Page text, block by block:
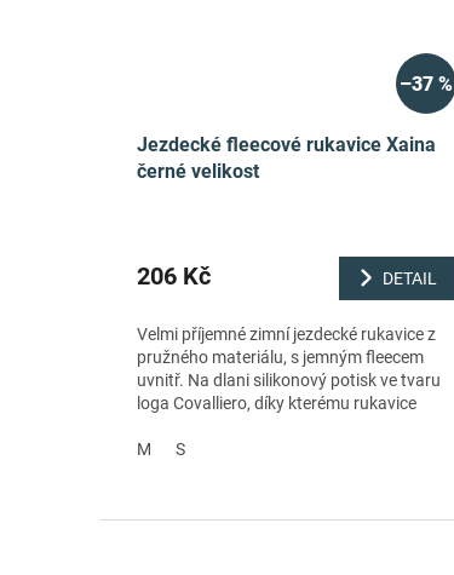
–37 %
Jezdecké fleecové rukavice Xaina
černé velikost
206 Kč DETAIL
Velmi příjemné zimní jezdecké rukavice z
pružného materiálu, s jemným fleecem
uvnitř. Na dlani silikonový potisk ve tvaru
loga Covalliero, díky kterému rukavice
M
S